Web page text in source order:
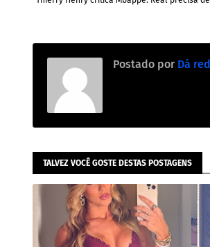
Postado por Dá
TALVEZ VOCÊ GOSTE DESTAS POSTAGENS